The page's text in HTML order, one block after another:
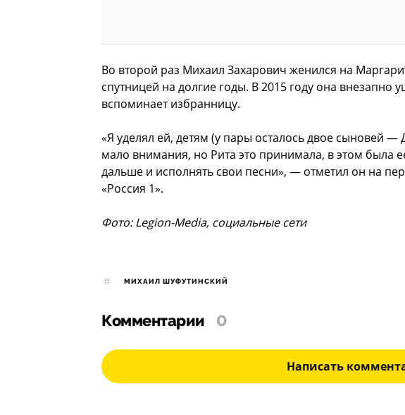
Во второй раз Михаил Захарович женился на
спутницей на долгие годы. В 2015 году она внезапно
вспоминает избранницу.
«Я уделял ей, детям (у пары осталось двое сыновей
мало внимания, но Рита это принимала, в этом была
дальше и исполнять свои песни», — отметил он на
«Россия 1».
Фото: Legion-Media, социальные сети
МИХАИЛ ШУФУТИНСКИЙ
Комментарии 0
Написать